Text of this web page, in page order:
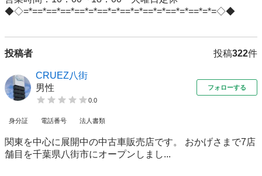
投稿者 投稿322件
CRUEZ八街
男性
0.0
フォローする
身分証 電話番号 法人書類
関東を中心に展開中の中古車販売店です。 おかげさまで7店
舗目を千葉県八街市にオープンしまし...